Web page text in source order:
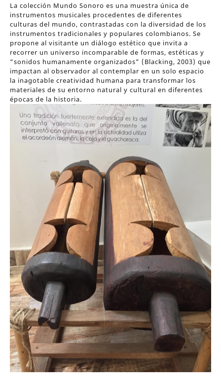
La colección Mundo Sonoro es una muestra única de
instrumentos musicales procedentes de diferentes
culturas del mundo, contrastadas con la diversidad de los
instrumentos tradicionales y populares colombianos. Se
propone al visitante un diálogo estético que invita a
recorrer un universo incomparable de formas, estéticas y
“sonidos humanamente organizados” (Blacking, 2003) que
impactan al observador al contemplar en un solo espacio
la inagotable creatividad humana para transformar los
materiales de su entorno natural y cultural en diferentes
épocas de la historia.